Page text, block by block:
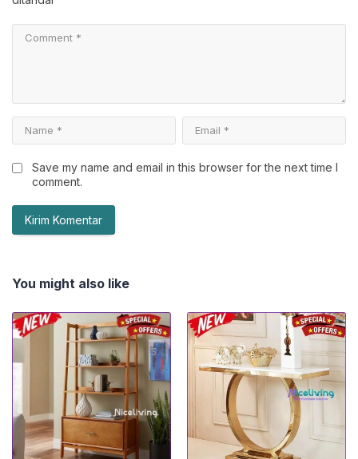
Save my name and email in this browser for the next time I
comment.
You might also like